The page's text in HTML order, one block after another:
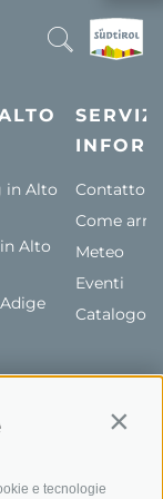
e tecnologie
in Alto
Alto
Contatto
Come
Meteo
Eventi
Catalogo